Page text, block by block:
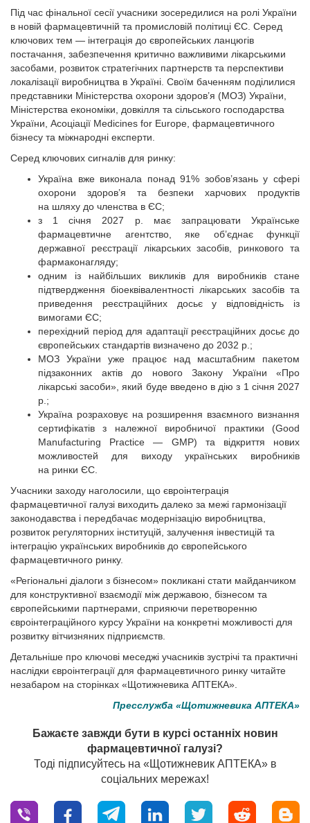
Під час фінальної сесії учасники зосередилися на ролі України
в новій фармацевтичній та промисловій політиці ЄС. Серед
ключових тем — інтеграція до європейських ланцюгів
постачання, забезпечення критично важливими лікарськими
засобами, розвиток стратегічних партнерств та перспективи
локалізації виробництва в Україні. Своїм баченням поділилися
представники Міністерства охорони здоров’я (МОЗ) України,
Міністерства економіки, довкілля та сільського господарства
України, Асоціації Medicines for Europe, фармацевтичного
бізнесу та міжнародні експерти.
Серед ключових сигналів для ринку:
Україна вже виконала понад 91% зобов’язань у сфері
охорони здоров’я та безпеки харчових продуктів
на шляху до членства в ЄС;
з 1 січня 2027 р. має запрацювати Українське
фармацевтичне агентство, яке об’єднає функції
державної реєстрації лікарських засобів, ринкового та
фармаконагляду;
одним із найбільших викликів для виробників стане
підтвердження біоеквівалентності лікарських засобів та
приведення реєстраційних досьє у відповідність із
вимогами ЄС;
перехідний період для адаптації реєстраційних досьє до
європейських стандартів визначено до 2032 р.;
МОЗ України уже працює над масштабним пакетом
підзаконних актів до нового Закону України «Про
лікарські засоби», який буде введено в дію з 1 січня 2027
р.;
Україна розраховує на розширення взаємного визнання
сертифікатів з належної виробничої практики (Good
Manufacturing Practice — GMP) та відкриття нових
можливостей для виходу українських виробників
на ринки ЄС.
Учасники заходу наголосили, що євроінтеграція
фармацевтичної галузі виходить далеко за межі гармонізації
законодавства і передбачає модернізацію виробництва,
розвиток регуляторних інституцій, залучення інвестицій та
інтеграцію українських виробників до європейського
фармацевтичного ринку.
«Регіональні діалоги з бізнесом» покликані стати майданчиком
для конструктивної взаємодії між державою, бізнесом та
європейськими партнерами, сприяючи перетворенню
євроінтеграційного курсу України на конкретні можливості для
розвитку вітчизняних підприємств.
Детальніше про ключові меседжі учасників зустрічі та практичні
наслідки євроінтеграції для фармацевтичного ринку читайте
незабаром на сторінках «Щотижневика АПТЕКА».
Пресслужба «Щотижневика АПТЕКА»
Бажаєте завжди бути в курсі останніх новин
фармацевтичної галузі?
Тоді підписуйтесь на «Щотижневик АПТЕКА» в
соціальних мережах!